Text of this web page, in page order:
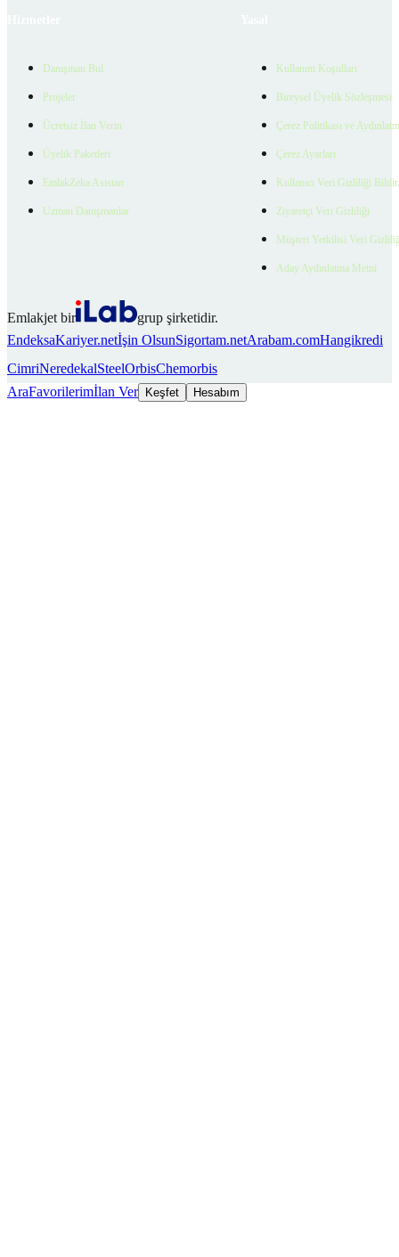
Danışman Bul
Projeler
Ücretsiz İlan Verin
Üyelik Paketleri
EmlakZeka Asistan
Uzman Danışmanlar
Kullanım Koşulları
Bireysel Üyelik Sözleşmesi
Çerez Politikası ve
Çerez Ayarları
Kullanıcı Veri Gizliliği
Ziyaretçi Veri Gizliliği
Müşteri Yetkilisi Veri
Aday Aydınlatma Metni
Emlakjet bir
grup şirketidir.
EndeksaKariyer.netİşin OlsunSigortam.netArabam.comHangikredi
CimriNeredekalSteelOrbisChemorbis
AraFavorilerimİlan Ver Keşfet Hesabım